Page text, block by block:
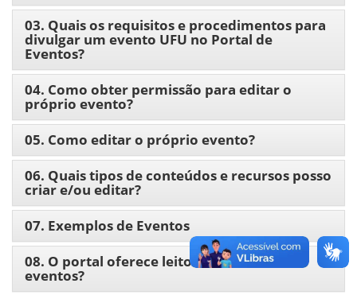
03. Quais os requisitos e procedimentos para
divulgar um evento UFU no Portal de
Eventos?
04. Como obter permissão para editar o
próprio evento?
05. Como editar o próprio evento?
06. Quais tipos de conteúdos e recursos posso
criar e/ou editar?
07. Exemplos de Eventos
08. O portal oferece leitor de feed de
eventos?